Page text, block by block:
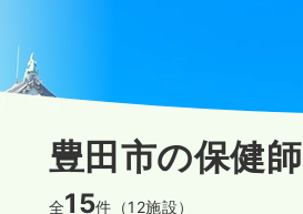
豊田市の保健師
全15件（12施設）